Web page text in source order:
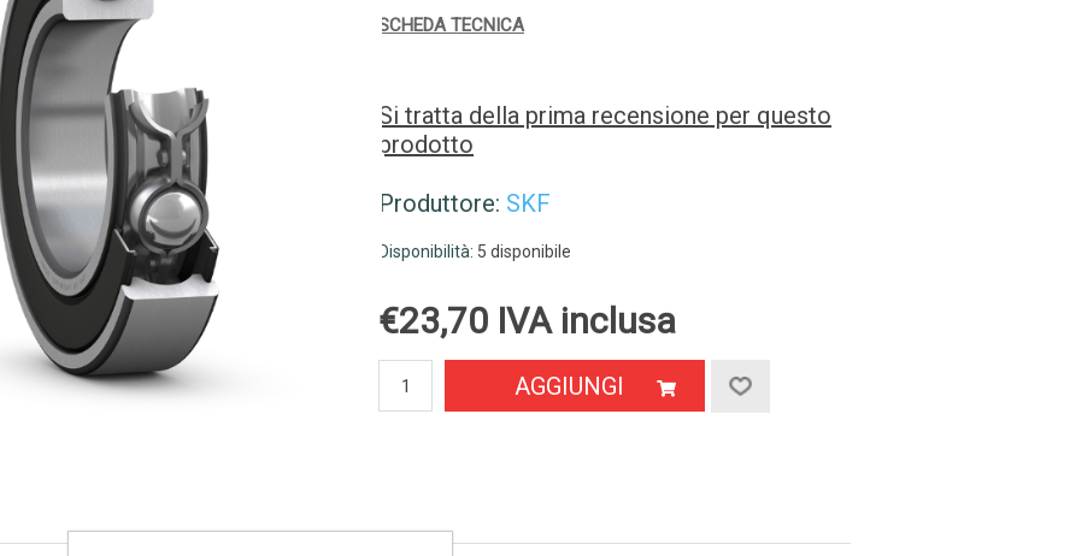
SCHEDA TECNICA
Si tratta della prima recensione per questo
prodotto
Produttore: SKF
Disponibilità: 5 disponibile
€23,70 IVA inclusa
AGGIUNGI